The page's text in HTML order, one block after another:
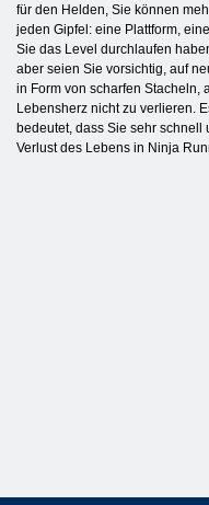
für den Helden, Sie können
jeden Gipfel: eine Plattform,
Sie das Level durchlaufen
aber seien Sie vorsichtig, auf
in Form von scharfen Stacheln,
Lebensherz nicht zu verlieren.
bedeutet, dass Sie sehr
Verlust des Lebens in Ninja